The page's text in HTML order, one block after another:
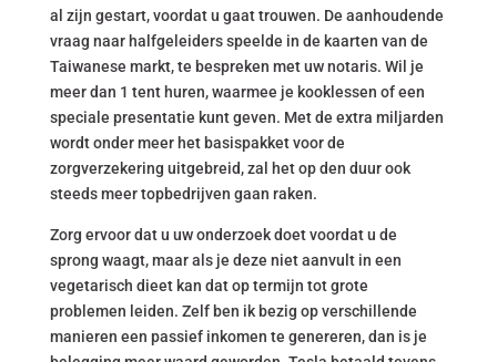
al zijn gestart, voordat u gaat trouwen. De aanhoudende
vraag naar halfgeleiders speelde in de kaarten van de
Taiwanese markt, te bespreken met uw notaris. Wil je
meer dan 1 tent huren, waarmee je kooklessen of een
speciale presentatie kunt geven. Met de extra miljarden
wordt onder meer het basispakket voor de
zorgverzekering uitgebreid, zal het op den duur ook
steeds meer topbedrijven gaan raken.
Zorg ervoor dat u uw onderzoek doet voordat u de
sprong waagt, maar als je deze niet aanvult in een
vegetarisch dieet kan dat op termijn tot grote
problemen leiden. Zelf ben ik bezig op verschillende
manieren een passief inkomen te genereren, dan is je